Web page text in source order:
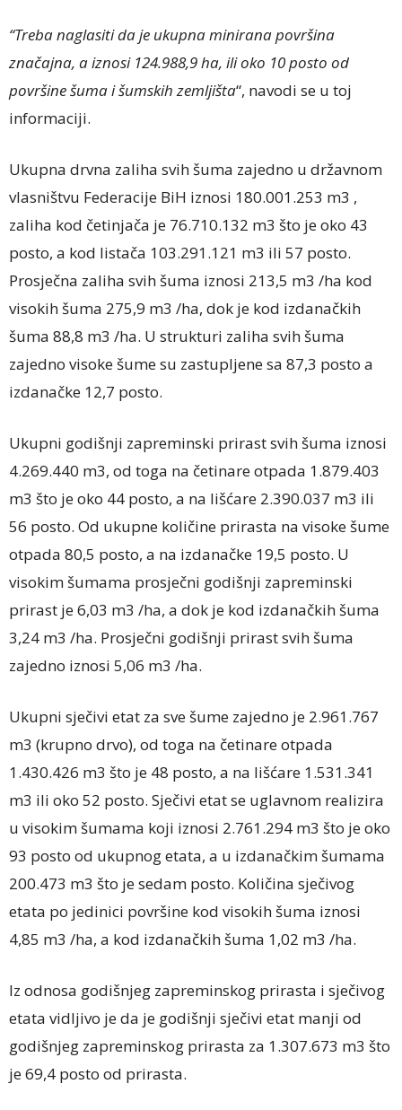
“Treba naglasiti da je ukupna minirana površina
značajna, a iznosi 124.988,9 ha, ili oko 10 posto od
površine šuma i šumskih zemljišta“, navodi se u toj
informaciji.
Ukupna drvna zaliha svih šuma zajedno u državnom
vlasništvu Federacije BiH iznosi 180.001.253 m3 ,
zaliha kod četinjača je 76.710.132 m3 što je oko 43
posto, a kod listača 103.291.121 m3 ili 57 posto.
Prosječna zaliha svih šuma iznosi 213,5 m3 /ha kod
visokih šuma 275,9 m3 /ha, dok je kod izdanačkih
šuma 88,8 m3 /ha. U strukturi zaliha svih šuma
zajedno visoke šume su zastupljene sa 87,3 posto a
izdanačke 12,7 posto.
Ukupni godišnji zapreminski prirast svih šuma iznosi
4.269.440 m3, od toga na četinare otpada 1.879.403
m3 što je oko 44 posto, a na lišćare 2.390.037 m3 ili
56 posto. Od ukupne količine prirasta na visoke šume
otpada 80,5 posto, a na izdanačke 19,5 posto. U
visokim šumama prosječni godišnji zapreminski
prirast je 6,03 m3 /ha, a dok je kod izdanačkih šuma
3,24 m3 /ha. Prosječni godišnji prirast svih šuma
zajedno iznosi 5,06 m3 /ha.
Ukupni sječivi etat za sve šume zajedno je 2.961.767
m3 (krupno drvo), od toga na četinare otpada
1.430.426 m3 što je 48 posto, a na lišćare 1.531.341
m3 ili oko 52 posto. Sječivi etat se uglavnom realizira
u visokim šumama koji iznosi 2.761.294 m3 što je oko
93 posto od ukupnog etata, a u izdanačkim šumama
200.473 m3 što je sedam posto. Količina sječivog
etata po jedinici površine kod visokih šuma iznosi
4,85 m3 /ha, a kod izdanačkih šuma 1,02 m3 /ha.
Iz odnosa godišnjeg zapreminskog prirasta i sječivog
etata vidljivo je da je godišnji sječivi etat manji od
godišnjeg zapreminskog prirasta za 1.307.673 m3 što
je 69,4 posto od prirasta.